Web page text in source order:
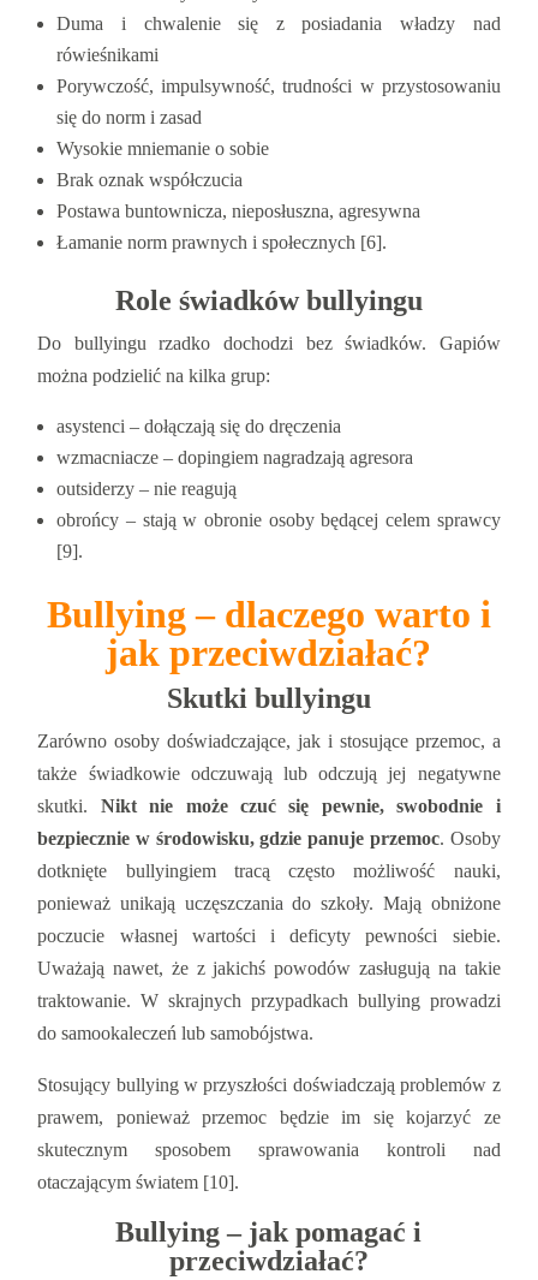
Duma i chwalenie się z posiadania władzy nad
rówieśnikami
Porywczość, impulsywność, trudności w przystosowaniu
się do norm i zasad
Wysokie mniemanie o sobie
Brak oznak współczucia
Postawa buntownicza, nieposłuszna, agresywna
Łamanie norm prawnych i społecznych [6].
Role świadków bullyingu
Do bullyingu rzadko dochodzi bez świadków. Gapiów
można podzielić na kilka grup:
asystenci – dołączają się do dręczenia
wzmacniacze – dopingiem nagradzają agresora
outsiderzy – nie reagują
obrońcy – stają w obronie osoby będącej celem sprawcy
[9].
Bullying – dlaczego warto i
jak przeciwdziałać?
Skutki bullyingu
Zarówno osoby doświadczające, jak i stosujące przemoc, a
także świadkowie odczuwają lub odczują jej negatywne
skutki. Nikt nie może czuć się pewnie, swobodnie i
bezpiecznie w środowisku, gdzie panuje przemoc. Osoby
dotknięte bullyingiem tracą często możliwość nauki,
ponieważ unikają uczęszczania do szkoły. Mają obniżone
poczucie własnej wartości i deficyty pewności siebie.
Uważają nawet, że z jakichś powodów zasługują na takie
traktowanie. W skrajnych przypadkach bullying prowadzi
do samookaleczeń lub samobójstwa.
Stosujący bullying w przyszłości doświadczają problemów z
prawem, ponieważ przemoc będzie im się kojarzyć ze
skutecznym sposobem sprawowania kontroli nad
otaczającym światem [10].
Bullying – jak pomagać i
przeciwdziałać?